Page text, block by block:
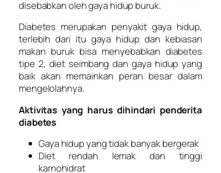
disebabkan oleh gaya hidup buruk.
Diabetes merupakan penyakit gaya hidup,
terlebih dari itu gaya hidup dan kebiasan
makan buruk bisa menyebabkan diabetes
tipe 2, diet seimbang dan gaya hidup yang
baik akan memainkan peran besar dalam
mengelolahnya.
Aktivitas yang harus dihindari penderita
diabetes
Gaya hidup yang tidak banyak bergerak
Diet rendah lemak dan tinggi
karnohidrat